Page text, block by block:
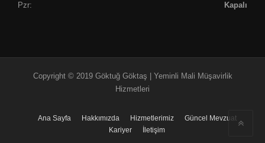
Pzr: Kapalı
Copyright © 2019 Göktuğ Göktaş | Yeminli Mali Müşavirlik
Hizmetleri
Ana Sayfa Hakkımızda Hizmetlerimiz
Güncel Mevzuat
Kariyer
İletişim